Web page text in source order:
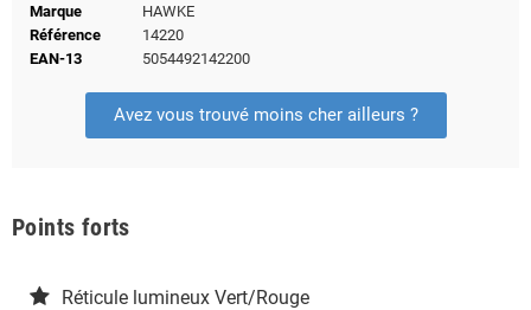
Marque
HAWKE
Référence
14220
EAN-13
5054492142200
Avez vous trouvé moins cher ailleurs ?
Points forts
Réticule lumineux Vert/Rouge